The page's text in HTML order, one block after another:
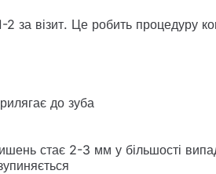
за візит. Це робить процедуру
до зуба
стає 2-3 мм у більшості